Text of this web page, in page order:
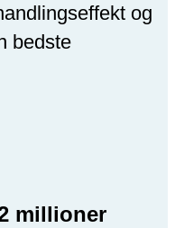
og
bedste
millioner